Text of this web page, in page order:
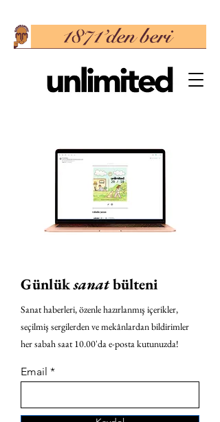
Günlüksanatbülteni
Sanat haberleri, özenle hazırlanmış içerikler,
seçilmiş sergilerden ve mekânlardan bildirimler
her sabah saat 10.00'da e-posta kutunuzda!
Email